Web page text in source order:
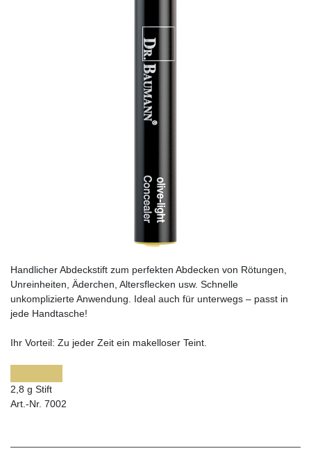
Handlicher Abdeckstift zum perfekten Abdecken von Rötungen,
Unreinheiten, Äderchen, Altersflecken usw. Schnelle
unkomplizierte Anwendung. Ideal auch für unterwegs – passt in
jede Handtasche!
Ihr Vorteil: Zu jeder Zeit ein makelloser Teint.
2,8 g Stift
Art.-Nr. 7002